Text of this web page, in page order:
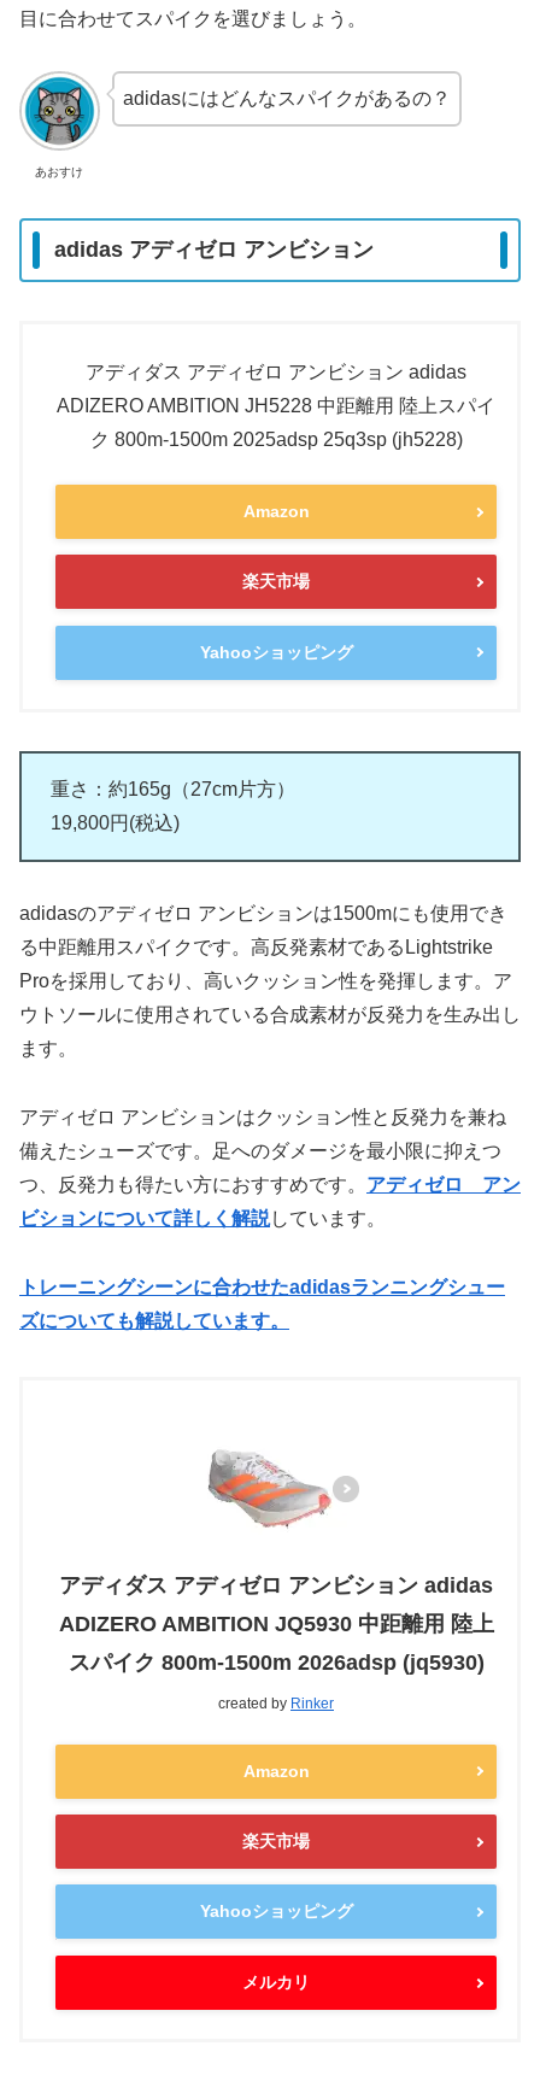
目に合わせてスパイクを選びましょう。
あおすけ
adidasにはどんなスパイクがあるの？
adidas アディゼロ アンビション
アディダス アディゼロ アンビション adidas
ADIZERO AMBITION JH5228 中距離用 陸上スパイ
ク 800m-1500m 2025adsp 25q3sp (jh5228)
Amazon
楽天市場
Yahooショッピング
重さ：約165g（27cm片方）
19,800円(税込)
adidasのアディゼロ アンビションは1500mにも使用でき
る中距離用スパイクです。高反発素材であるLightstrike
Proを採用しており、高いクッション性を発揮します。ア
ウトソールに使用されている合成素材が反発力を生み出し
ます。
アディゼロ アンビションはクッション性と反発力を兼ね
備えたシューズです。足へのダメージを最小限に抑えつ
つ、反発力も得たい方におすすめです。 アディゼロ アン
ビションについて詳しく解説しています。
トレーニングシーンに合わせたadidasランニングシュー
ズについても解説しています。
アディダス アディゼロ アンビション adidas
ADIZERO AMBITION JQ5930 中距離用 陸上
スパイク 800m-1500m 2026adsp (jq5930)
created by Rinker
Amazon
楽天市場
Yahooショッピング
メルカリ